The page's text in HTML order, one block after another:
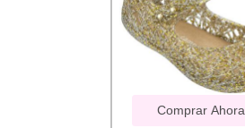
Comprar Ahora